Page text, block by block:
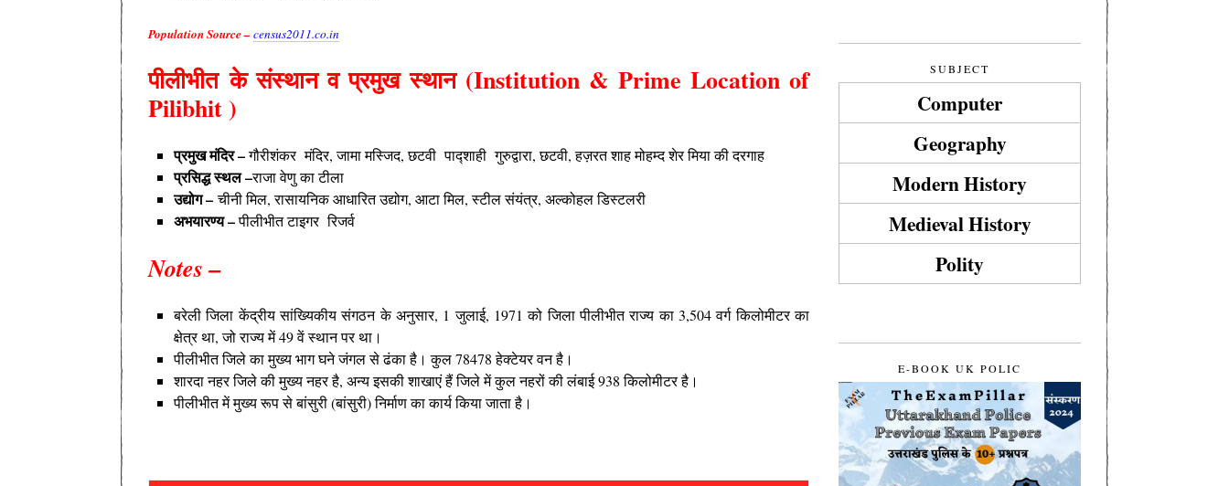
Population Source –census2011.co.in
पीलीभीत केसंस्थान व प्रमुख स्थान (Institution & Prime Location of
Pilibhit )
प्रमुख मंदिर –गौरीशंकर मंदिर, जामा मस्जिद, छटवी पाद्शाही गुरुद्वारा, छटवी,हज़रत शाह मोहम्द शेर मिया की दरगाह
प्रसिद्धस्थल –राजा वेणु का टीला
उद्योग –चीनी मिल, रासायनिक आधारित उद्योग, आटा मिल, स्टील संयंत्र, अल्कोहल डिस्टलरी
अभयारण्य –पीलीभीत टाइगर रिजर्व
Notes –
बरेली जिला केंद्रीय सांख्यिकीय संगठन के अनुसार, 1 जुलाई, 1971 को जिला पीलीभीत राज्य का 3,504 वर्ग किलोमीटर का
क्षेत्र था, जो राज्य में 49 वें स्थान पर था।
पीलीभीत जिले का मुख्य भाग घने जंगल से ढंका है। कुल 78478 हेक्टेयर वन है।
शारदा नहर जिले की मुख्य नहर है, अन्य इसकी शाखाएं हैं जिले में कुल नहरों की लंबाई 938 किलोमीटर है।
पीलीभीत में मुख्य रूप से बांसुरी (बांसुरी) निर्माण का कार्य किया जाता है।
SUBJECT
Computer
Geography
Modern History
Medieval History
Polity
E-BOOK UK POLIC